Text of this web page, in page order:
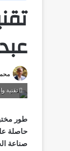
تقنية
طور
حاصلة
صناعة